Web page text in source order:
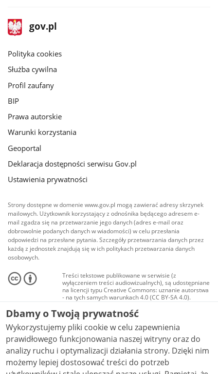
stopka
gov.pl
Strona
gov.pl
gov.pl
Polityka cookies
Służba cywilna
Profil zaufany
BIP
Prawa autorskie
Warunki korzystania
Geoportal
Deklaracja dostępności serwisu Gov.pl
Ustawienia prywatności
Strony dostępne w domenie www.gov.pl mogą zawierać adresy skrzynek
mailowych. Użytkownik korzystający z odnośnika będącego adresem e-
mail zgadza się na przetwarzanie jego danych (adres e-mail oraz
dobrowolnie podanych danych w wiadomości) w celu przesłania
odpowiedzi na przesłane pytania. Szczegóły przetwarzania danych przez
każdą z jednostek znajdują się w ich politykach przetwarzania danych
osobowych.
Treści tekstowe publikowane w serwisie (z
wyłączeniem treści audiowizualnych), są udostępniane
na licencji typu Creative Commons: uznanie autorstwa
- na tych samych warunkach 4.0 (CC BY-SA 4.0).
Materiały audiowizualne, w tym zdjęcia, materiały
audio i wideo, są udostępniane na licencji typu
Creative Commons: uznanie autorstwa użycie
niekomercyjne - bez utworów zależnych 4.0 (CC BY-
NC-ND 4.0), o ile nie jest to stwierdzone inaczej.
Dbamy o Twoją prywatność
Wykorzystujemy pliki cookie w celu zapewnienia
prawidłowego funkcjonowania naszej witryny oraz do
analizy ruchu i optymalizacji działania strony. Dzięki nim
możemy lepiej dostosować treści do potrzeb